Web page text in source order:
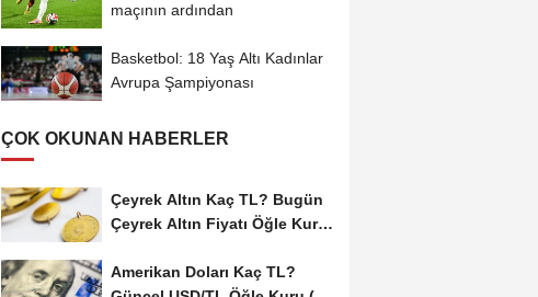
maçının ardından
Basketbol: 18 Yaş Altı Kadınlar
Avrupa Şampiyonası
ÇOK OKUNAN HABERLER
Çeyrek Altın Kaç TL? Bugün
Çeyrek Altın Fiyatı Öğle Kuru
Amerikan Doları Kaç TL?